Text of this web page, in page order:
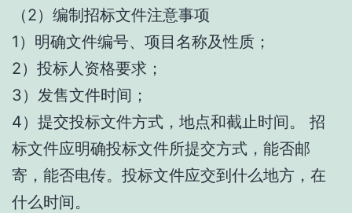
（2）编制招标文件注意事项
1）明确文件编号、项目名称及性质；
2）投标人资格要求；
3）发售文件时间；
4）提交投标文件方式，地点和截止时间。 招
标文件应明确投标文件所提交方式，能否邮
寄，能否电传。投标文件应交到什么地方，在
什么时间。